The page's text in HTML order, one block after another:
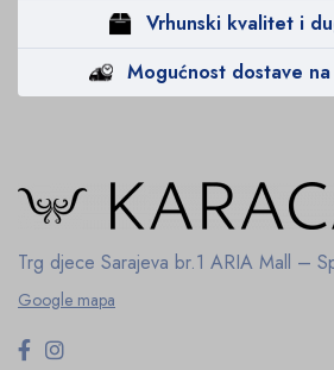
Vrhunski kvalitet i
Mogućnost dostave na
Trg djece Sarajeva br.1 ARIA Mall –
Google mapa